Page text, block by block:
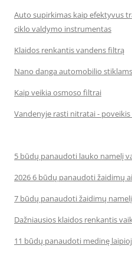
Auto supirkimas kaip efektyvus
ciklo valdymo instrumentas
Klaidos renkantis vandens filtrą
Nano danga automobilio stiklams
Kaip veikia osmoso filtrai
Vandenyje rasti nitratai -
5 būdų panaudoti lauko namelį
2026 6 būdų panaudoti žaidimų
7 būdų panaudoti žaidimų
Dažniausios klaidos renkantis
11 būdų panaudoti medinę